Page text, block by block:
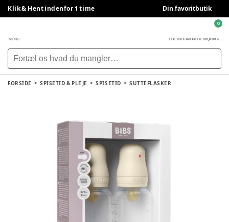
Klik & Hent indenfor 1 time Din favoritbutik
MENU LOG INDFAVORITTER0,00 KR.
0
FORSIDE SPISETID & PLEJE SPISETID SUTTEFLASKER